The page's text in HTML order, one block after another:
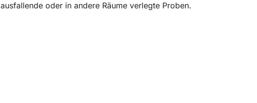
ausfallende oder in andere Räume verlegte Proben.